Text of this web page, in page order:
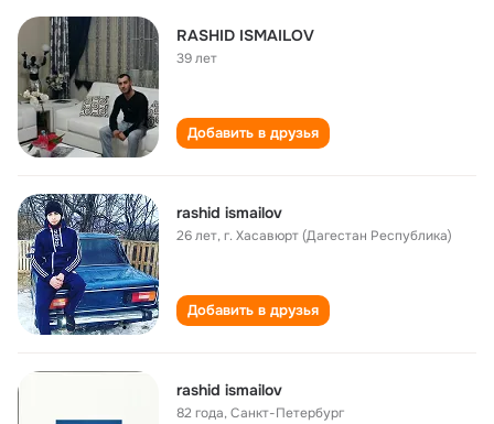
RASHID ISMAILOV
39 лет
Добавить в друзья
rashid ismailov
26 лет,г. Хасавюрт (Дагестан Республика)
Добавить в друзья
rashid ismailov
82 года,Санкт-Петербург